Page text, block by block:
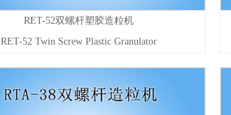
RET-52双螺杆塑胶造粒机
RET-52 Twin Screw Plastic Granulator